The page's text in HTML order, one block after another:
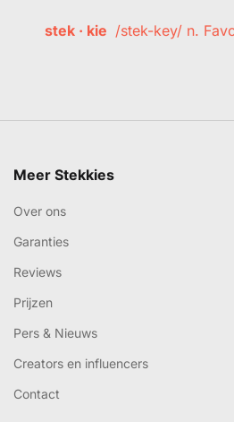
stek · kie /stek-key/ n.
Meer Stekkies
Over ons
Garanties
Reviews
Prijzen
Pers & Nieuws
Creators en influencers
Contact